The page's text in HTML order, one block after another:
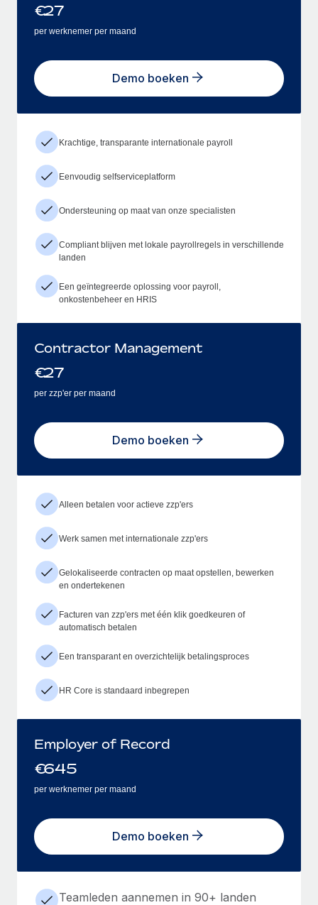
€27
per werknemer per maand
Demo boeken
Krachtige, transparante internationale payroll
Eenvoudig selfserviceplatform
Ondersteuning op maat van onze specialisten
Compliant blijven met lokale payrollregels in verschillende
landen
Een geïntegreerde oplossing voor payroll,
onkostenbeheer en HRIS
Contractor Management
€27
per zzp'er per maand
Demo boeken
Alleen betalen voor actieve zzp'ers
Werk samen met internationale zzp'ers
Gelokaliseerde contracten op maat opstellen, bewerken
en ondertekenen
Facturen van zzp'ers met één klik goedkeuren of
automatisch betalen
Een transparant en overzichtelijk betalingsproces
HR Core is standaard inbegrepen
Employer of Record
€645
per werknemer per maand
Demo boeken
Teamleden aannemen in 90+ landen